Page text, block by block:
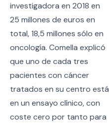
investigadora en 2018 en
25 millones de euros en
total, 18,5 millones sólo en
oncología. Comella explicó
que uno de cada tres
pacientes con cáncer
tratados en su centro está
en un ensayo clínico, con
coste cero por tanto para